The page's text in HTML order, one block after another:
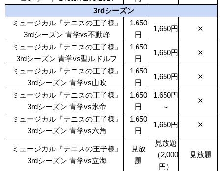
3rdシーズン
ミュージカル『テニスの王子様』
3rdシーズン 青学vs不動峰
1,650
円
1,650円 ✕
ミュージカル『テニスの王子様』
3rdシーズン 青学vs聖ルドルフ
1,650
円
1,650円 ✕
ミュージカル『テニスの王子様』
3rdシーズン 青学vs山吹
1,650
円
1,650円 ✕
ミュージカル『テニスの王子様』
3rdシーズン 青学vs氷帝
1,650
円
1,650円
～
✕
ミュージカル『テニスの王子様』
3rdシーズン 青学vs六角
1,650
円
1,650円 ✕
ミュージカル『テニスの王子様』
3rdシーズン 青学vs立海
見放
題
見放題
（2,000
円）
見放題